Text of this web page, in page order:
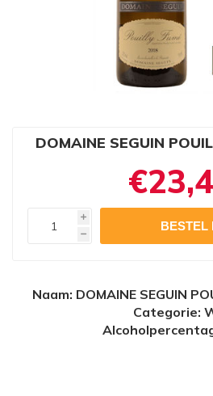
DOMAINE SEGUIN
i
h
Naam: DOMAINE SEGUIN
Categorie: